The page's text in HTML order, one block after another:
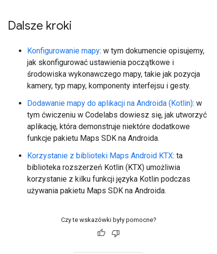
Dalsze kroki
Konfigurowanie mapy: w tym dokumencie opisujemy,
jak skonfigurować ustawienia początkowe i
środowiska wykonawczego mapy, takie jak pozycja
kamery, typ mapy, komponenty interfejsu i gesty.
Dodawanie mapy do aplikacji na Androida (Kotlin): w
tym ćwiczeniu w Codelabs dowiesz się, jak utworzyć
aplikację, która demonstruje niektóre dodatkowe
funkcje pakietu Maps SDK na Androida.
Korzystanie z biblioteki Maps Android KTX: ta
biblioteka rozszerzeń Kotlin (KTX) umożliwia
korzystanie z kilku funkcji języka Kotlin podczas
używania pakietu Maps SDK na Androida.
Czy te wskazówki były pomocne?